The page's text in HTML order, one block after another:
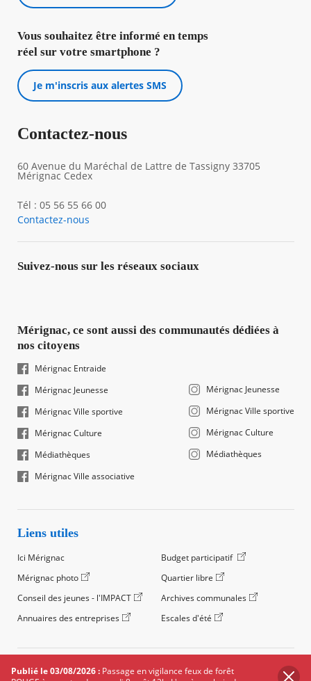
Publié le 03/08/2026 : Passage en vigilance feux de forêt
Vous souhaitez être informé en temps
réel sur votre smartphone ?
Je m'inscris aux alertes SMS
Contactez-nous
60 Avenue du Maréchal de Lattre de Tassigny 33705
Mérignac Cedex
Tél : 05 56 55 66 00
Contactez-nous
Suivez-nous sur les réseaux sociaux
Mérignac, ce sont aussi des communautés dédiées à
nos citoyens
Mérignac Entraide
Mérignac Jeunesse
Mérignac Ville sportive
Mérignac Culture
Médiathèques
Mérignac Ville associative
Mérignac Jeunesse
Mérignac Ville sportive
Mérignac Culture
Médiathèques
Liens utiles
Ici Mérignac
Budget participatif
Mérignac photo
Quartier libre
Conseil des jeunes - l'IMPACT
Archives communales
Annuaires des entreprises
Escales d'été
©2024 Ville de Mérignac, Tous droits réservés